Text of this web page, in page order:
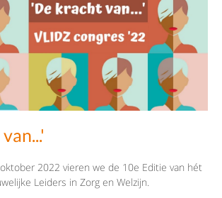
2022 vieren we de 10e Editie van hét
Leiders in Zorg en Welzijn.